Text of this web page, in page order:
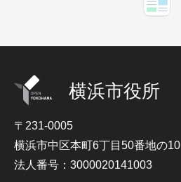
横浜市役所
〒231-0005
横浜市中区本町6丁目50番地の10
法人番号：3000020141003